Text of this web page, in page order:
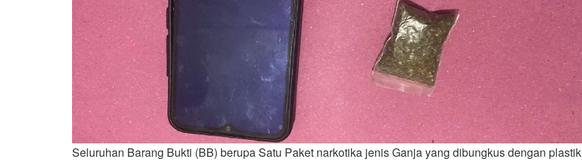
Seluruhan Barang Bukti (BB) berupa Satu Paket narkotika jenis Ganja yang dibungkus dengan plastik